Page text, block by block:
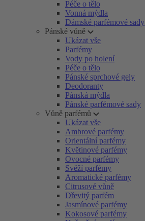
Péče o tělo
Vonná mýdla
Dámské parfémové sady
Pánské vůně
Ukázat vše
Parfémy
Vody po holení
Péče o tělo
Pánské sprchové gely
Deodoranty
Pánská mýdla
Pánské parfémové sady
Vůně parfémů
Ukázat vše
Ambrové parfémy
Orientální parfémy
Květinové parfémy
Ovocné parfémy
Svěží parfémy
Aromatické parfémy
Citrusové vůně
Dřevitý parfém
Jasmínové parfémy
Kokosové parfémy